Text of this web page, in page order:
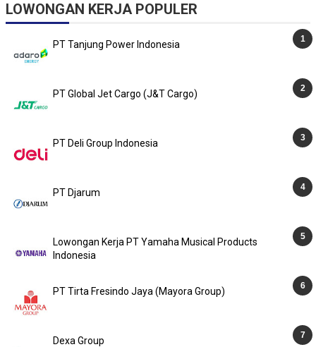
LOWONGAN KERJA POPULER
PT Tanjung Power Indonesia
PT Global Jet Cargo (J&T Cargo)
PT Deli Group Indonesia
PT Djarum
Lowongan Kerja PT Yamaha Musical Products
Indonesia
PT Tirta Fresindo Jaya (Mayora Group)
Dexa Group